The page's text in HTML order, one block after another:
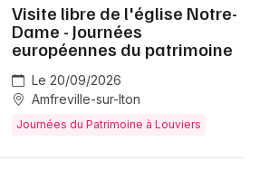
Visite libre de l'église Notre-
Dame - Journées
européennes du patrimoine
Le 20/09/2026
Amfreville-sur-Iton
Journées du Patrimoine à Louviers